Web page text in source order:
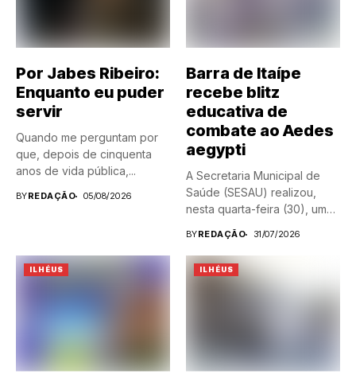
Por Jabes Ribeiro:
Enquanto eu puder
servir
Quando me perguntam por
que, depois de cinquenta
anos de vida pública,...
BYREDAÇÃO 05/08/2026
Barra de Itaípe
recebe blitz
educativa de
combate ao Aedes
aegypti
A Secretaria Municipal de
Saúde (SESAU) realizou,
nesta quarta-feira (30), uma
BYREDAÇÃO 31/07/2026
ILHÉUS ILHÉUS